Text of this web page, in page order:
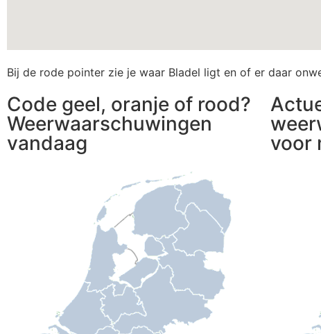
Bij de rode pointer zie je waar Bladel ligt en of er daar
Code geel, oranje of rood?
Weerwaarschuwingen
vandaag
voor